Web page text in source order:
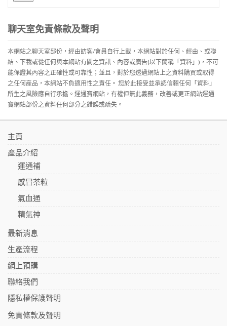
聊天室免責條款及聲明
本網站之聊天室部份，經由訪客/會員自行上載，本網站對於任何、經由、或聯
結、下載或從任何與本網站有關之資訊、內容或廣告(以下簡稱「資料」)，不可
能保證其內容之正確性或可靠性；並且，對於您透過網站上之資料購買或取得
之任何産品，本網站不負適用性之責任。 您於此接受並承認信賴任何「資料」
所生之風險應自行承擔。運通寶網站，有權但無此義務，改善或更正網站運通
寶網站部份之資料任何部分之錯誤或疏失。
主頁
產品介紹
運通補
感冒茶粒
氣血通
精氣神
最新消息
生產流程
網上預購
聯絡我們
隱私權保護聲明
免責條款及聲明